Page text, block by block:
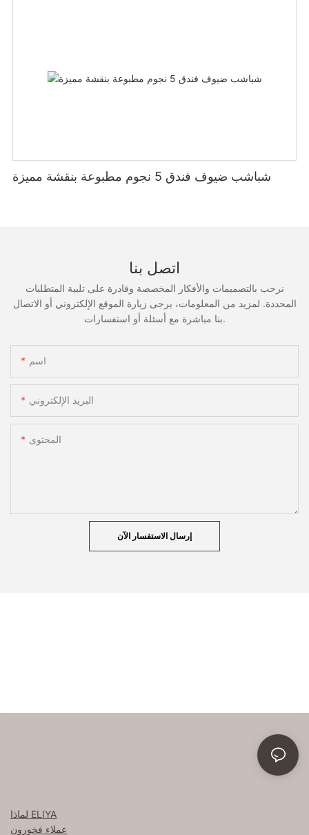
شباشب ضيوف فندق 5 نجوم مطبوعة بنقشة مميزة
اتصل بنا
نرحب بالتصميمات والأفكار المخصصة وقادرة على تلبية المتطلبات
المحددة. لمزيد من المعلومات، يرجى زيارة الموقع الإلكتروني أو الاتصال
بنا مباشرة مع أسئلة أو استفسارات.
اسم
البريد الإلكتروني
المحتوى
إرسال الاستفسار الآن
لماذا ELIYA
عملاء فخورون